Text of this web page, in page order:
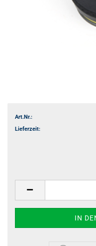
Art.Nr.:
Lieferzeit: